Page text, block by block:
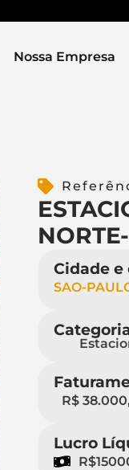
Nossa Empresa
Cidade e
SAO-
R$
Lucro